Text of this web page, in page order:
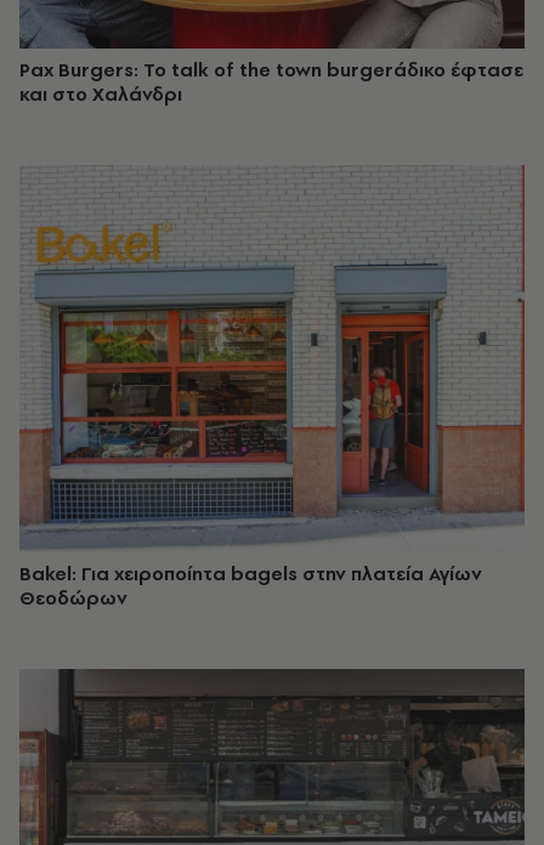
Pax Burgers: Το talk of the town burgerάδικο έφτασε
και στο Χαλάνδρι
Bakel: Για χειροποίητα bagels στην πλατεία Αγίων
Θεοδώρων